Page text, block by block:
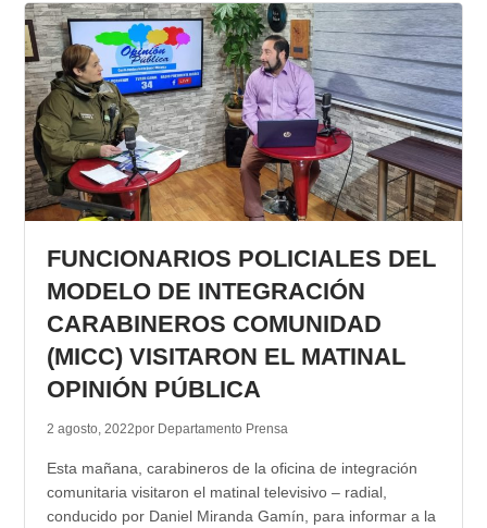
FUNCIONARIOS POLICIALES DEL
MODELO DE INTEGRACIÓN
CARABINEROS COMUNIDAD
(MICC) VISITARON EL MATINAL
OPINIÓN PÚBLICA
2 agosto, 2022por Departamento Prensa
Esta mañana, carabineros de la oficina de integración
comunitaria visitaron el matinal televisivo – radial,
conducido por Daniel Miranda Gamín, para informar a la